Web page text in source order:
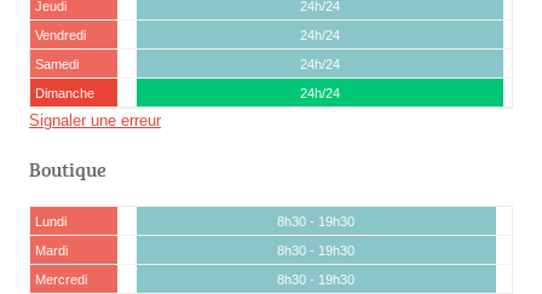
Jeudi
24h/24
Vendredi
24h/24
Samedi
24h/24
Dimanche
24h/24
Signaler une erreur
Boutique
Lundi
8h30 - 19h30
Mardi
8h30 - 19h30
Mercredi
8h30 - 19h30